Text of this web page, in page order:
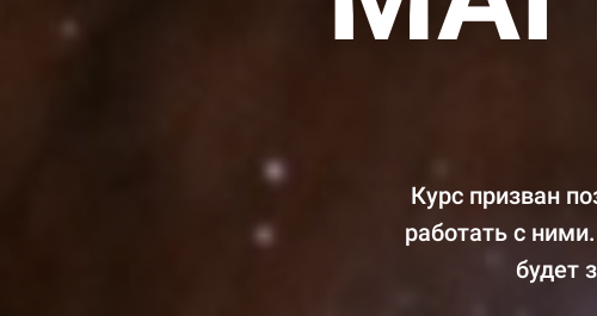
Курс призван
работать с
будет